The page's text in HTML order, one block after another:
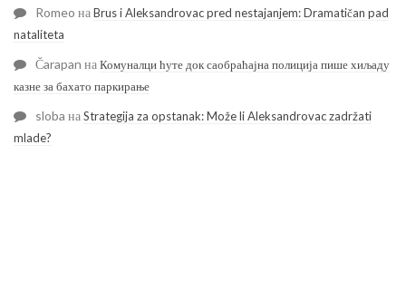
Romeo наBrus i Aleksandrovac pred nestajanjem: Dramatičan pad
nataliteta
Čarapan наКомуналци ћуте док саобраћајна полиција пише хиљаду
казне за бахато паркирање
sloba наStrategija za opstanak: Može li Aleksandrovac zadržati
mlade?